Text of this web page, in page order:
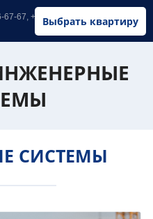
Выбрать квартиру
67-67, +7 (902) 326-67-67
СИСТЕМЫ